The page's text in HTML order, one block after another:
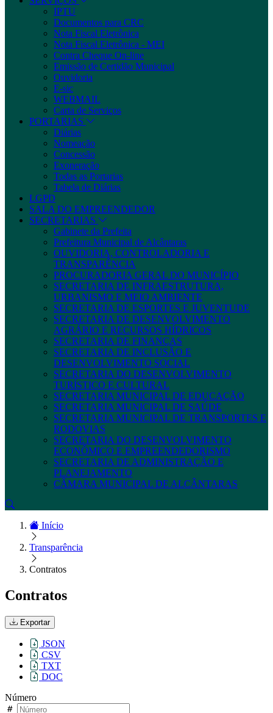
IPTU
Documentos para CRC
Nota Fiscal Eletrônica
Nota Fiscal Eletrônica - MEI
Contra Cheque On-line
Emissão de Certidão Municipal
Ouvidoria
E-sic
WEBMAIL
Carta de Serviços
PORTARIAS
Diárias
Nomeação
Concessão
Exoneração
Todas as Portarias
Tabela de Diárias
LGPD
SALA DO EMPREENDEDOR
SECRETARIAS
Gabinete da Prefeita
Prefeitura Municipal de Alcântaras
OUVIDORIA, CONTROLADORIA E
TRANSPARÊNCIA
PROCURADORIA GERAL DO MUNICÍPIO
SECRETARIA DE INFRAESTRUTURA,
URBANISMO E MEIO AMBIENTE
SECRETARIA DE ESPORTES E JUVENTUDE
SECRETARIA DE DESENVOLVIMENTO
AGRÁRIO E RECURSOS HÍDRICOS
SECRETARIA DE FINANÇAS
SECRETARIA DE INCLUSÃO E
DESENVOLVIMENTO SOCIAL
SECRETARIA DO DESENVOLVIMENTO
TURÍSTICO E CULTURAL
SECRETARIA MUNICIPAL DE EDUCAÇÃO
SECRETARIA MUNICIPAL DE SAÚDE
SECRETARIA MUNICIPAL DE TRANSPORTES E
RODOVIAS
SECRETARIA DO DESENVOLVIMENTO
ECONÔMICO E EMPREENDEDORISMO
SECRETARIA DE ADMINISTRAÇÃO E
PLANEJAMENTO
CÂMARA MUNICIPAL DE ALCÂNTARAS
Início
Transparência
Contratos
Contratos
Exportar
JSON
CSV
TXT
DOC
Número